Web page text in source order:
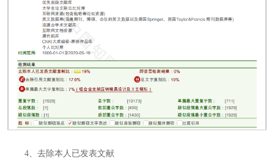
4、去除本人已发表文献